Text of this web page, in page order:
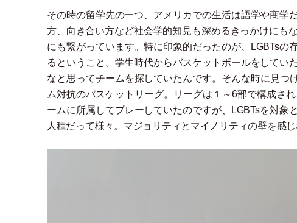
その時の留学先の一つ、アメリカでの生活は語学や商学
方、向き合い方など社会学的知見も深めるきっかけにも
にも繋がっています。特に印象的だったのが、LGBTs
るということ。学生時代からバスケットボールをして
なと思ってチームを探していたんです。そんな時に見つ
ム対抗のバスケットリーグ。リーグは１～6部で構成さ
ームに所属してプレーしていたのですが、LGBTsを対
人種だって様々。マジョリティとマイノリティの壁を感